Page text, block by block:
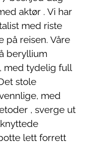
aktør . Vi har
med riste
på reisen. Våre
beryllium
med tydelig full
stole
med
, sverge ut
​​lett forrett